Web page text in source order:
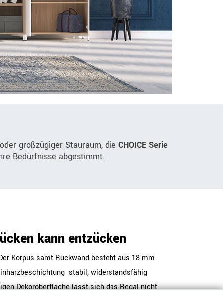
großzügiger Stauraum, die CHOICE Serie
Bedürfnisse abgestimmt.
kann entzücken
Korpus samt Rückwand besteht aus 18 mm
 stabil, widerstandsfähig
Dekoroberfläche lässt sich das Regal nicht